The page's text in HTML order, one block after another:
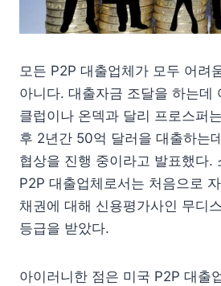
모든 P2P 대출업체가 모두 어려
아니다. 대출자금 조달을 하는데
클럽이나 온덱과 달리 프로스퍼
후 2년간 50억 달러을 대출하는
협상을 진행 중이라고 발표했다.
P2P 대출업체로서는 처음으로
채권에 대해 신용평가사인 무디
등급을 받았다.
아이러니한 점은 미국 P2P 대출